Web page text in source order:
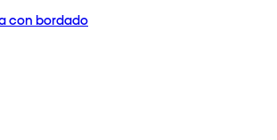
con bordado